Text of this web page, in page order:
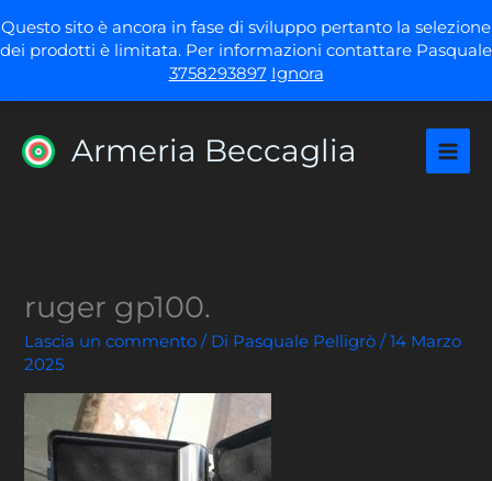
Questo sito è ancora in fase di sviluppo pertanto la selezione
dei prodotti è limitata. Per informazioni contattare Pasquale
3758293897 Ignora
al
contenuto
Armeria Beccaglia
ruger gp100.
Lascia un commento / Di Pasquale Pelligrò/14 Marzo
2025